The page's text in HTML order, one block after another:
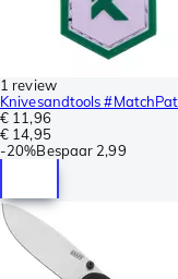
1 review
Knivesandtools
€ 11,96
€ 14,95
-20%Bespaar 2,99